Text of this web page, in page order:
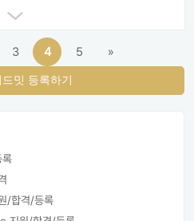
3 4 5 »
밋 등록하기
/합격/등록